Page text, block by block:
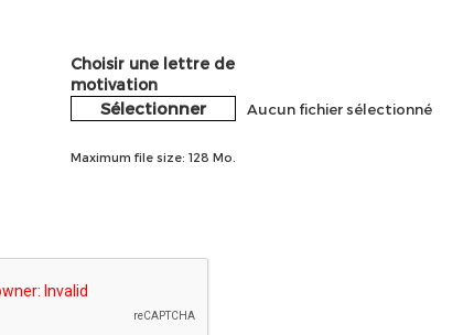
Choisir une lettre de
motivation
Sélectionner Aucun fichier sélectionné
Maximum file size: 128 Mo.